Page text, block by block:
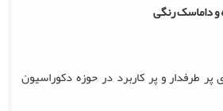
و داماسک رنگی
طرفدار و پر کاربرد در حوزه دکوراسیون